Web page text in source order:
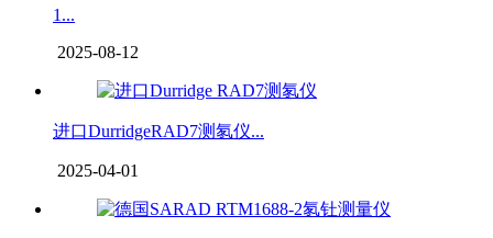
1...
2025-08-12
进口DurridgeRAD7测氡仪...
2025-04-01